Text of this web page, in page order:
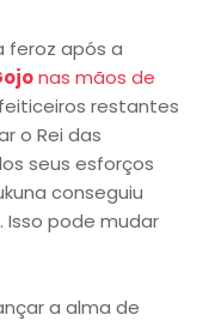
feroz após a
nas mãos de
restantes
o Rei das
seus esforços
conseguiu
pode mudar
a alma de